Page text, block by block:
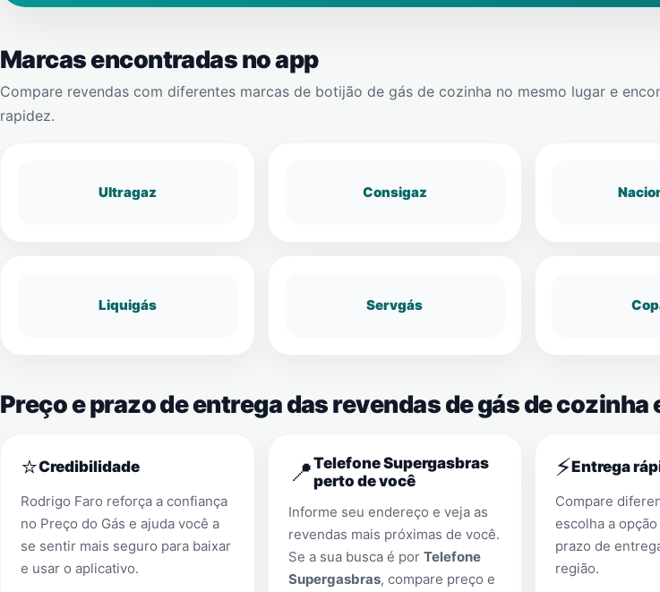
Marcas encontradas no app
Compare revendas com diferentes marcas de botijão de gás de cozinha no mesmo lugar e
rapidez.
Ultragaz Consigaz
Liquigás Servgás
Preço e prazo de entrega das revendas de gás de cozinha
⭐Credibilidade
Rodrigo Faro reforça a confiança
no Preço do Gás e ajuda você a
se sentir mais seguro para baixar
e usar o aplicativo.
📍Telefone Supergasbras
perto de você
Informe seu endereço e veja as
revendas mais próximas de você.
Se a sua busca é por Telefone
Supergasbras, compare preço e
⚡Entrega
Compare
escolha a
prazo de
região.